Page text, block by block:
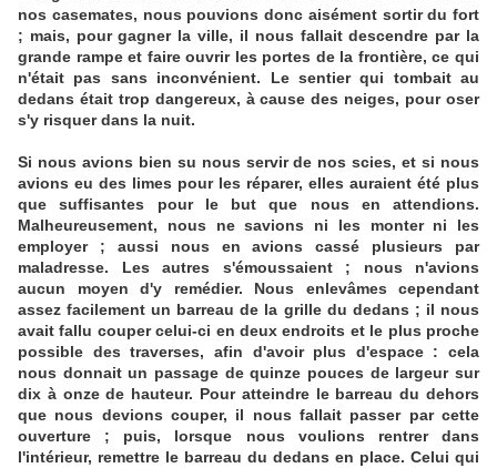
nos casemates, nous pouvions donc aisément sortir du fort
; mais, pour gagner la ville, il nous fallait descendre par la
grande rampe et faire ouvrir les portes de la frontière, ce qui
n'était pas sans inconvénient. Le sentier qui tombait au
dedans était trop dangereux, à cause des neiges, pour oser
s'y risquer dans la nuit.
Si nous avions bien su nous servir de nos scies, et si nous
avions eu des limes pour les réparer, elles auraient été plus
que suffisantes pour le but que nous en attendions.
Malheureusement, nous ne savions ni les monter ni les
employer ; aussi nous en avions cassé plusieurs par
maladresse. Les autres s'émoussaient ; nous n'avions
aucun moyen d'y remédier. Nous enlevâmes cependant
assez facilement un barreau de la grille du dedans ; il nous
avait fallu couper celui-ci en deux endroits et le plus proche
possible des traverses, afin d'avoir plus d'espace : cela
nous donnait un passage de quinze pouces de largeur sur
dix à onze de hauteur. Pour atteindre le barreau du dehors
que nous devions couper, il nous fallait passer par cette
ouverture ; puis, lorsque nous voulions rentrer dans
l'intérieur, remettre le barreau du dedans en place. Celui qui